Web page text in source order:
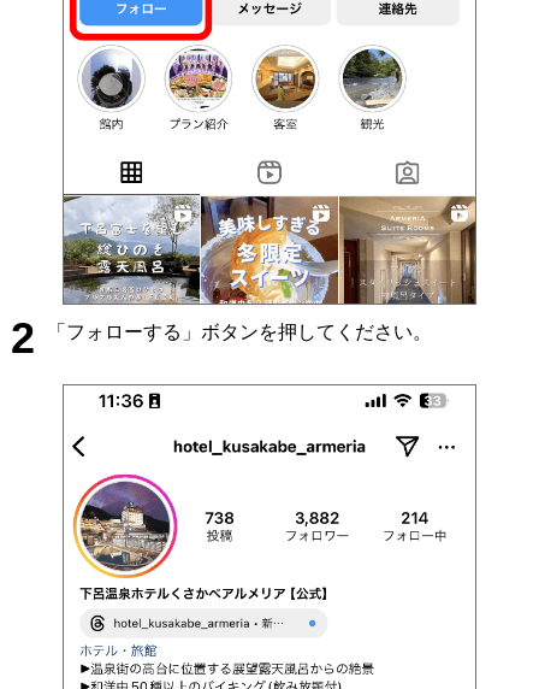
2 「フォローする」ボタンを押してください。